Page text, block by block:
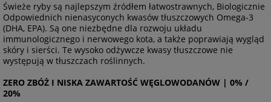
Świeże ryby są najlepszym źródłem łatwostrawnych, Biologicznie
Odpowiednich nienasyconych kwasów tłuszczowych Omega-3
(DHA, EPA). Są one niezbędne dla rozwoju układu
immunologicznego i nerwowego kota, a także poprawiają wygląd
skóry i sierści. Te wysoko odżywcze kwasy tłuszczowe nie
występują w tłuszczach roślinnych.
ZERO ZBÓŻ I NISKA ZAWARTOŚĆ WĘGLOWODANÓW | 0% /
20%